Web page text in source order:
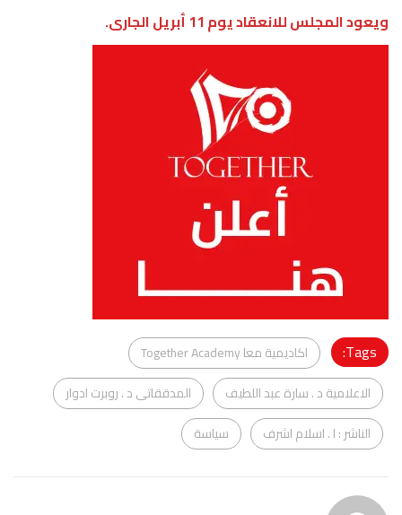
ويعود المجلس للانعقاد يوم 11 أبريل الجارى.
Tags:
اكاديمية معا Together Academy
الاعلامية د . سارة عبد اللطيف
المدققاتى د . روبرت ادوار
الناشر : ا . اسلام اشرف
سياسة